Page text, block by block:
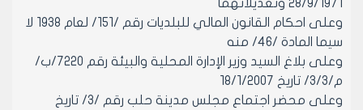
28/9/1971 وتعديلاتهما
وعلى احكام القانون المالي للبلديات رقم /151/ لعام 1938 لا
سيما المادة /46/ منه
وعلى بلاغ السيد وزير الإدارة المحلية والبيئة رقم 7220/ب/
م/3/3/ تاريخ 18/1/2007
وعلى محضر اجتماع مجلس مدينة حلب رقم /3/ تاريخ